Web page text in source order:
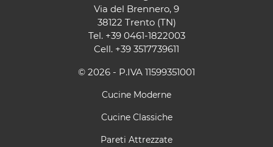
Via del Brennero, 9
38122 Trento (TN)
Tel. +39 0461-1822003
Cell. +39 3517739611
© 2026 - P.IVA 11599351001
Cucine Moderne
Cucine Classiche
Pareti Attrezzate